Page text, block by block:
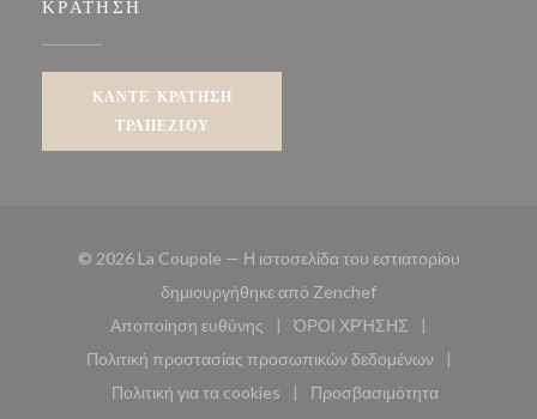
ΚΡΆΤΗΣΗ
ΚΆΝΤΕ ΚΡΆΤΗΣΗ
ΤΡΑΠΕΖΙΟΎ
© 2026 La Coupole — Η ιστοσελίδα του εστιατορίου
δημιουργήθηκε από Zenchef((ανοίγει σε νέο
Αποποίηση ευθύνης
((ανοίγει σε νέο παράθυρο))
ΌΡΟΙ ΧΡΉΣΗΣ
((ανοίγει σε νέο
Πολιτική προστασίας προσωπικών δεδομένων
((ανοίγει σε νέο παράθυρο))
Πολιτική για τα cookies
((ανοίγει σε νέο παράθυρο))
Προσβασιμότητα
((ανοίγει σε νέο